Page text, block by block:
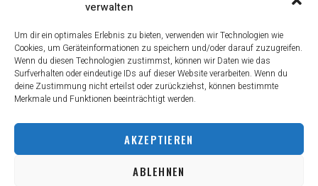
verwalten
Um dir ein optimales Erlebnis zu bieten, verwenden wir Technologien wie
Cookies, um Geräteinformationen zu speichern und/oder darauf zuzugreifen.
Wenn du diesen Technologien zustimmst, können wir Daten wie das
Surfverhalten oder eindeutige IDs auf dieser Website verarbeiten. Wenn du
deine Zustimmung nicht erteilst oder zurückziehst, können bestimmte
Merkmale und Funktionen beeinträchtigt werden.
AKZEPTIEREN
ABLEHNEN
Tennis Training für Anfänger
Tennisass Profis
Tennisbälle
Tennisplatz